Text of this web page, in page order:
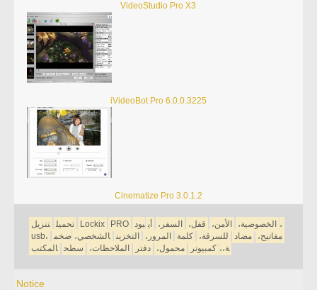
VideoStudio Pro X3
iVideoBot Pro 6.0.0.3225
Cinematize Pro 3.0.1.2
تحميل تنزيل Lockix PRO الخصوصية، الأمن، قفل، السفر، أي
بود،
usb،
مفاتيح، مضاد للسرقة، كلمة المرور، التخزين الشخصي، ضخم
ة،، كمبيوتر محمول، دفتر الملاحظات، سطح المكتب
Notice